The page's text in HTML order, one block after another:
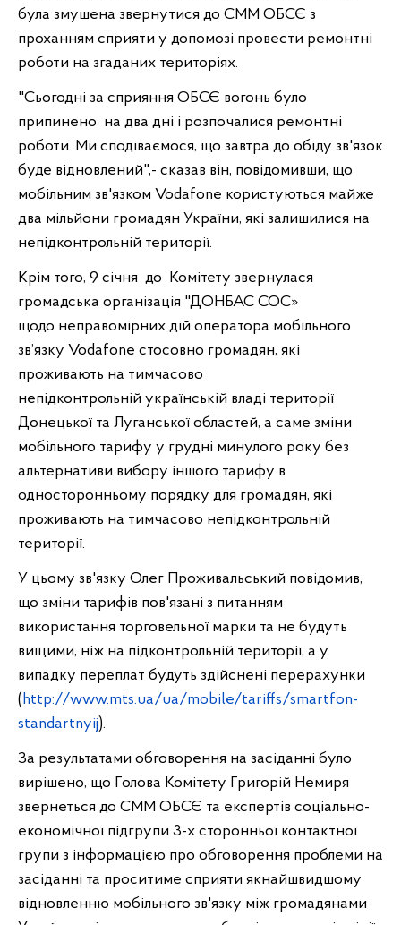
була змушена звернутися до СММ ОБСЄ з
проханням сприяти у допомозі провести ремонтні
роботи на згаданих територіях.
"Сьогодні за сприяння ОБСЄ вогонь було
припинено на два дні і розпочалися ремонтні
роботи. Ми сподіваємося, що завтра до обіду зв'язок
буде відновлений",- сказав він, повідомивши, що
мобільним зв'язком Vodafone користуються майже
два мільйони громадян України, які залишилися на
непідконтрольній території.
Крім того, 9 січня до Комітету звернулася
громадська організація "ДОНБАС СОС»
щодо неправомірних дій оператора мобільного
зв’язку Vodafone стосовно громадян, які
проживають на тимчасово
непідконтрольній українській владі території
Донецької та Луганської областей, а саме зміни
мобільного тарифу у грудні минулого року без
альтернативи вибору іншого тарифу в
односторонньому порядку для громадян, які
проживають на тимчасово непідконтрольній
території.
У цьому зв'язку Олег Проживальський повідомив,
що зміни тарифів пов'язані з питанням
використання торговельної марки та не будуть
вищими, ніж на підконтрольній території, а у
випадку переплат будуть здійснені перерахунки
( http://www.mts.ua/ua/mobile/tariffs/smartfon-
standartnyij).
За результатами обговорення на засіданні було
вирішено, що Голова Комітету Григорій Немиря
звернеться до СММ ОБСЄ та експертів соціально-
економічної підгрупи 3-х сторонньої контактної
групи з інформацією про обговорення проблеми на
засіданні та проситиме сприяти якнайшвидшому
відновленню мобільного зв'язку між громадянами